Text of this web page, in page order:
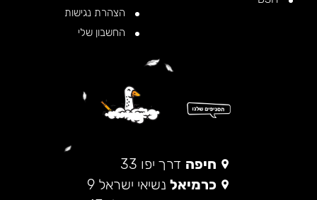
הצהרת נגישות
החשבון שלי
חיפה דרך יפו 33
כרמיאל נשיאי ישראל 9